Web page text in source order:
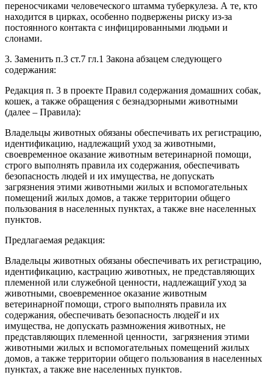
переносчиками человеческого штамма туберкулеза. А те, кто
находится в цирках, особенно подвержены риску из-за
постоянного контакта с инфицированными людьми и
слонами.
3. Заменить п.3 ст.7 гл.1 Закона абзацем следующего
содержания:
Редакция п. 3 в проекте Правил содержания домашних собак,
кошек, а также обращения с безнадзорными животными
(далее – Правила):
Владельцы животных обязаны обеспечивать их регистрацию,
идентификацию, надлежащий уход за животными,
своевременное оказание животным ветеринарной помощи,
строго выполнять правила их содержания, обеспечивать
безопасность людей и их имущества, не допускать
загрязнения этими животными жилых и вспомогательных
помещений жилых домов, а также территории общего
пользования в населенных пунктах, а также вне населенных
пунктов.
Предлагаемая редакция:
Владельцы животных обязаны обеспечивать их регистрацию,
идентификацию, кастрацию животных, не представляющих
племенной или служебной ценности, надлежащий̆ уход за
животными, своевременное оказание животным
ветеринарной̆ помощи, строго выполнять правила их
содержания, обеспечивать безопасность людей̆ и их
имущества, не допускать размножения животных, не
представляющих племенной ценности, загрязнения этими
животными жилых и вспомогательных помещений жилых
домов, а также территории общего пользования в населенных
пунктах, а также вне населенных пунктов.